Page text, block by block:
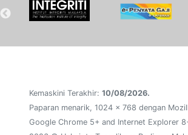
Kemaskini Terakhir: 10/08/2026.
Paparan menarik, 1024 x 768 dengan
Google Chrome 5+ and Internet Explorer